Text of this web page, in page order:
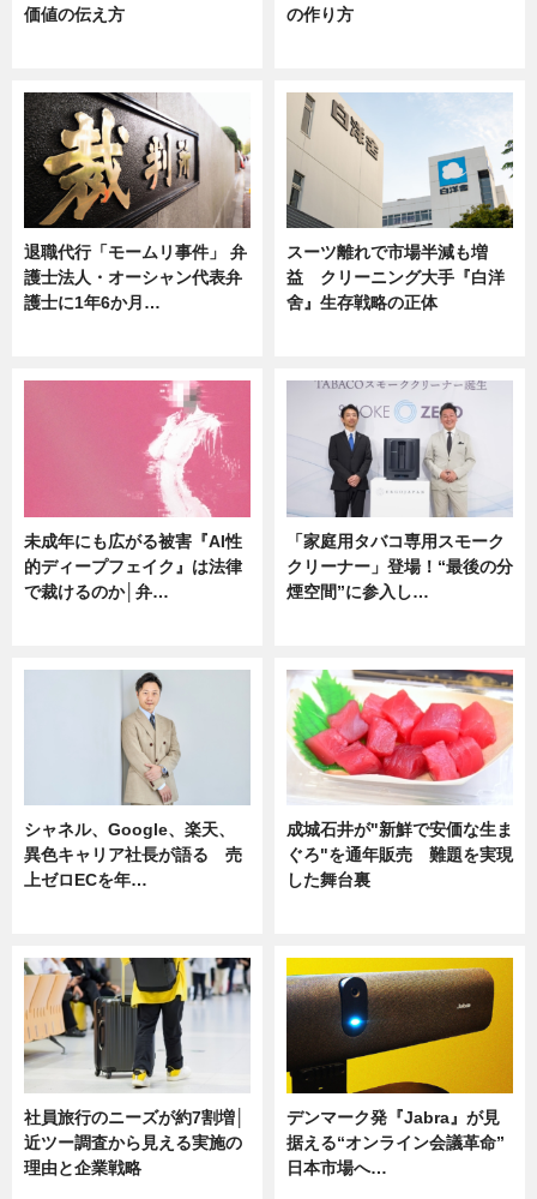
価値の伝え方
の作り方
退職代行「モームリ事件」 弁
護士法人・オーシャン代表弁
護士に1年6か月…
スーツ離れで市場半減も増
益 クリーニング大手『白洋
舍』生存戦略の正体
未成年にも広がる被害『AI性
的ディープフェイク』は法律
で裁けるのか│弁…
「家庭用タバコ専用スモーク
クリーナー」登場！“最後の分
煙空間”に参入し…
シャネル、Google、楽天、
異色キャリア社長が語る 売
上ゼロECを年…
成城石井が"新鮮で安価な生ま
ぐろ"を通年販売 難題を実現
した舞台裏
社員旅行のニーズが約7割増│
近ツー調査から見える実施の
理由と企業戦略
デンマーク発『Jabra』が見
据える“オンライン会議革命”
日本市場へ…